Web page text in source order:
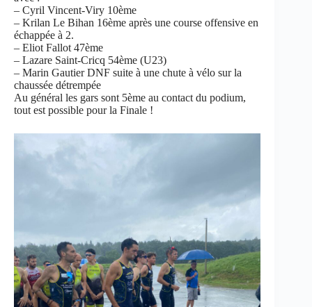
– Cyril Vincent-Viry 10ème
– Krilan Le Bihan 16ème après une course offensive en
échappée à 2.
– Eliot Fallot 47ème
– Lazare Saint-Cricq 54ème (U23)
– Marin Gautier DNF suite à une chute à vélo sur la
chaussée détrempée
Au général les gars sont 5ème au contact du podium,
tout est possible pour la Finale !